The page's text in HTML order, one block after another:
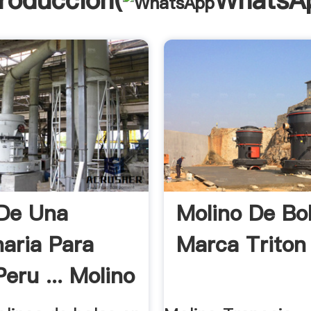
Una
Para
... Molino
Molino De
Marca Triton